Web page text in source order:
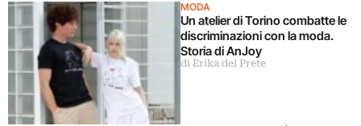
MODA
Un atelier di Torino combatte le
discriminazioni con la moda.
Storia di AnJoy
di Erika del Prete